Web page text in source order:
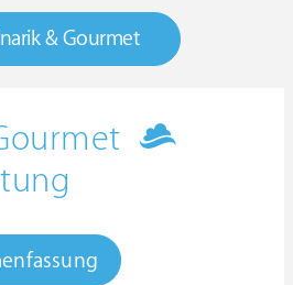
& Gourmet